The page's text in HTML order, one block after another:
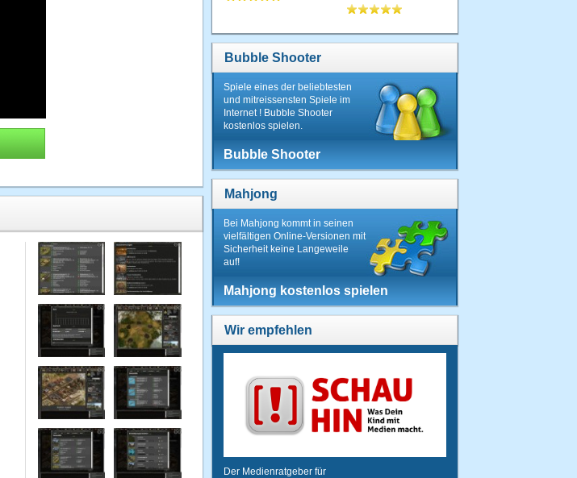
Bubble Shooter
Spiele eines der beliebtesten
und mitreissensten Spiele im
Internet ! Bubble Shooter
kostenlos spielen.
Bubble Shooter
Mahjong
Bei Mahjong kommt in seinen
vielfältigen Online-Versionen mit
Sicherheit keine Langeweile
auf!
Mahjong kostenlos spielen
Wir empfehlen
Der Medienratgeber für